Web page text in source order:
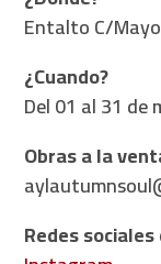
Entalto C/
¿Cuando?
Del 01 al 31 de
Obras a la
Redes